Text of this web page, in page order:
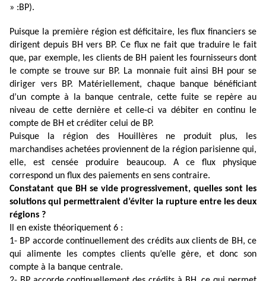
» :BP).
Puisque la première région est déficitaire, les flux financiers se
dirigent depuis BH vers BP. Ce flux ne fait que traduire le fait
que, par exemple, les clients de BH paient les fournisseurs dont
le compte se trouve sur BP. La monnaie fuit ainsi BH pour se
diriger vers BP. Matériellement, chaque banque bénéficiant
d’un compte à la banque centrale, cette fuite se repère au
niveau de cette dernière et celle-ci va débiter en continu le
compte de BH et créditer celui de BP.
Puisque la région des Houillères ne produit plus, les
marchandises achetées proviennent de la région parisienne qui,
elle, est censée produire beaucoup. A ce flux physique
correspond un flux des paiements en sens contraire.
Constatant que BH se vide progressivement, quelles sont les
solutions qui permettraient d’éviter la rupture entre les deux
régions ?
Il en existe théoriquement 6 :
1- BP accorde continuellement des crédits aux clients de BH, ce
qui alimente les comptes clients qu’elle gère, et donc son
compte à la banque centrale.